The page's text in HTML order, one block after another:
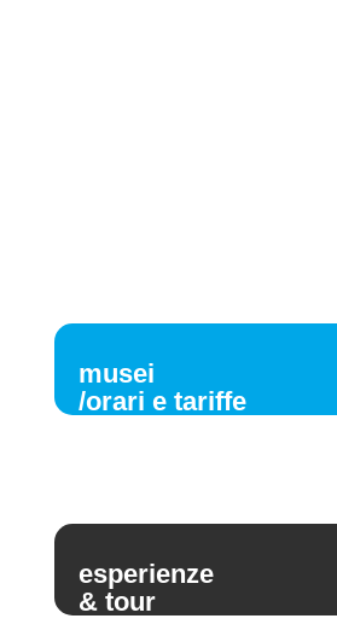
musei
/orari e tariffe
esperienze
& tour